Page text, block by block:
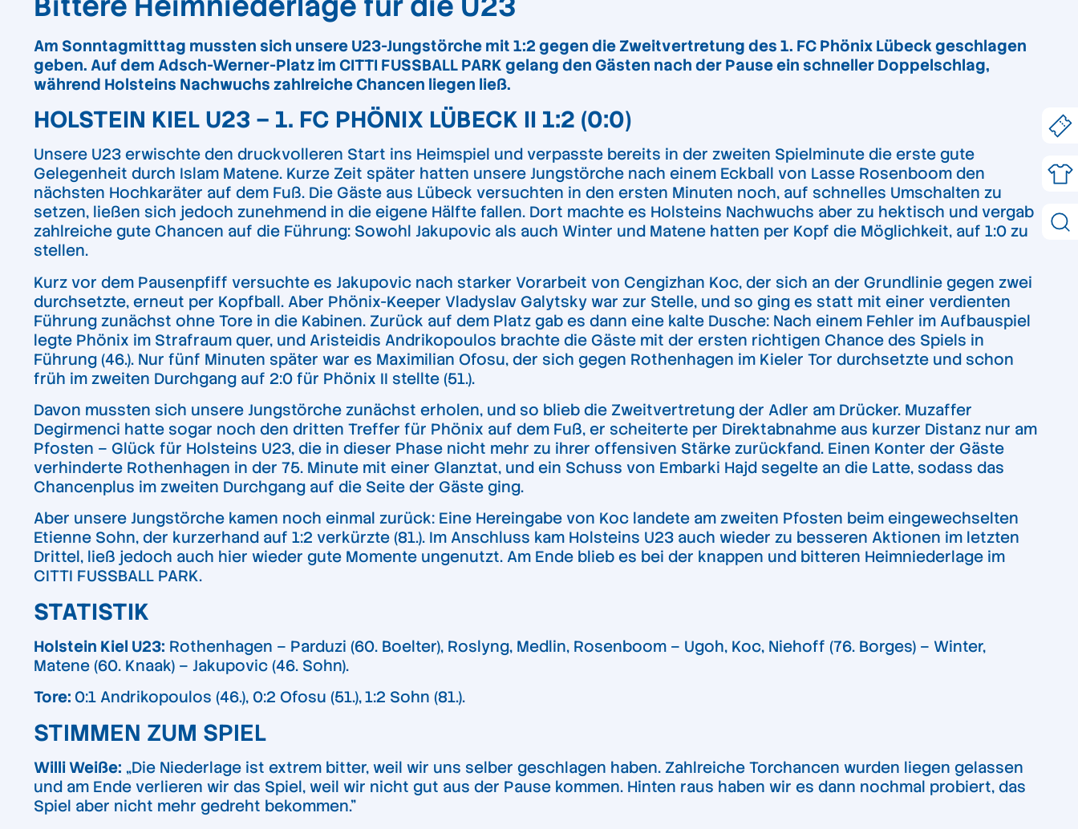
Am Sonntagmitttag mussten sich unsere U23-Jungstörche mit 1:2 gegen die Zweitvertretung des 1. FC Phönix Lübeck geschlagen
geben. Auf dem Adsch-Werner-Platz im CITTI FUSSBALL PARK gelang den Gästen nach der Pause ein schneller Doppelschlag,
während Holsteins Nachwuchs zahlreiche Chancen liegen ließ.
HOLSTEIN KIEL U23 – 1. FC PHÖNIX LÜBECK II 1:2 (0:0)
Unsere U23 erwischte den druckvolleren Start ins Heimspiel und verpasste bereits in der zweiten Spielminute die erste gute
Gelegenheit durch Islam Matene. Kurze Zeit später hatten unsere Jungstörche nach einem Eckball von Lasse Rosenboom den
nächsten Hochkaräter auf dem Fuß. Die Gäste aus Lübeck versuchten in den ersten Minuten noch, auf schnelles Umschalten zu
setzen, ließen sich jedoch zunehmend in die eigene Hälfte fallen. Dort machte es Holsteins Nachwuchs aber zu hektisch und vergab
zahlreiche gute Chancen auf die Führung: Sowohl Jakupovic als auch Winter und Matene hatten per Kopf die Möglichkeit, auf 1:0 zu
stellen.
Kurz vor dem Pausenpfiff versuchte es Jakupovic nach starker Vorarbeit von Cengizhan Koc, der sich an der Grundlinie gegen zwei
durchsetzte, erneut per Kopfball. Aber Phönix-Keeper Vladyslav Galytsky war zur Stelle, und so ging es statt mit einer verdienten
Führung zunächst ohne Tore in die Kabinen. Zurück auf dem Platz gab es dann eine kalte Dusche: Nach einem Fehler im Aufbauspiel
legte Phönix im Strafraum quer, und Aristeidis Andrikopoulos brachte die Gäste mit der ersten richtigen Chance des Spiels in
Führung (46.). Nur fünf Minuten später war es Maximilian Ofosu, der sich gegen Rothenhagen im Kieler Tor durchsetzte und schon
früh im zweiten Durchgang auf 2:0 für Phönix II stellte (51.).
Davon mussten sich unsere Jungstörche zunächst erholen, und so blieb die Zweitvertretung der Adler am Drücker. Muzaffer
Degirmenci hatte sogar noch den dritten Treffer für Phönix auf dem Fuß, er scheiterte per Direktabnahme aus kurzer Distanz nur am
Pfosten – Glück für Holsteins U23, die in dieser Phase nicht mehr zu ihrer offensiven Stärke zurückfand. Einen Konter der Gäste
verhinderte Rothenhagen in der 75. Minute mit einer Glanztat, und ein Schuss von Embarki Hajd segelte an die Latte, sodass das
Chancenplus im zweiten Durchgang auf die Seite der Gäste ging.
Aber unsere Jungstörche kamen noch einmal zurück: Eine Hereingabe von Koc landete am zweiten Pfosten beim eingewechselten
Etienne Sohn, der kurzerhand auf 1:2 verkürzte (81.). Im Anschluss kam Holsteins U23 auch wieder zu besseren Aktionen im letzten
Drittel, ließ jedoch auch hier wieder gute Momente ungenutzt. Am Ende blieb es bei der knappen und bitteren Heimniederlage im
CITTI FUSSBALL PARK.
STATISTIK
Holstein Kiel U23: Rothenhagen – Parduzi (60. Boelter), Roslyng, Medlin, Rosenboom – Ugoh, Koc, Niehoff (76. Borges) – Winter,
Matene (60. Knaak) – Jakupovic (46. Sohn).
Tore: 0:1 Andrikopoulos (46.), 0:2 Ofosu (51.),1:2 Sohn (81.).
STIMMEN ZUM SPIEL
Willi Weiße: „Die Niederlage ist extrem bitter, weil wir uns selber geschlagen haben. Zahlreiche Torchancen wurden liegen gelassen
und am Ende verlieren wir das Spiel, weil wir nicht gut aus der Pause kommen. Hinten raus haben wir es dann nochmal probiert, das
Spiel aber nicht mehr gedreht bekommen.”